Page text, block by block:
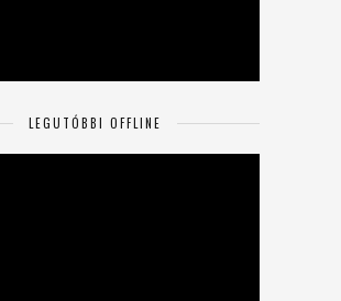
LEGUTÓBBI OFFLINE